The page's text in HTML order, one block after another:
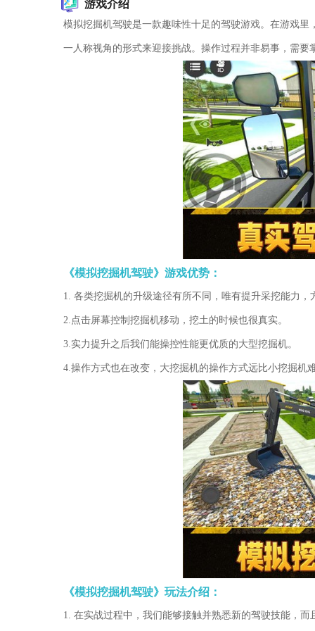
游戏介绍
模拟挖掘机驾驶是一款趣味性十足的驾驶游戏。在游戏
一人称视角的形式来迎接挑战。操作过程并非易事，需
《模拟挖掘机驾驶》游戏优势：
1. 各类挖掘机的升级途径有所不同，唯有提升采挖能力
2.点击屏幕控制挖掘机移动，挖土的时候也很真实。
3.实力提升之后我们能操控性能更优质的大型挖掘机。
4.操作方式也在改变，大挖掘机的操作方式远比小挖掘机
《模拟挖掘机驾驶》玩法介绍：
1. 在实战过程中，我们能够接触并熟悉新的驾驶技能，